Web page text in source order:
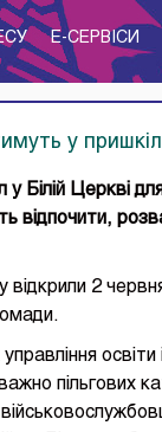
E-CЕРВІСИ
у
у Білій Церкві
відпочити,
відкрили 2
пільгових